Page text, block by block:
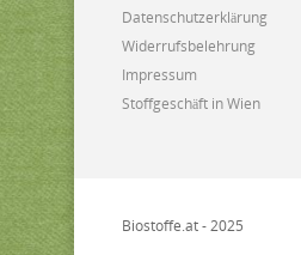
Datenschutzerklärung
Widerrufsbelehrung
Impressum
Stoffgeschäft in Wien
Biostoffe.at - 2025